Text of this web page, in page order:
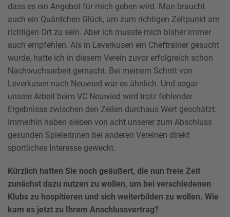
dass es ein Angebot für mich geben wird. Man braucht
auch ein Quäntchen Glück, um zum richtigen Zeitpunkt am
richtigen Ort zu sein. Aber ich musste mich bisher immer
auch empfehlen. Als in Leverkusen ein Cheftrainer gesucht
wurde, hatte ich in diesem Verein zuvor erfolgreich schon
Nachwuchsarbeit gemacht. Bei meinem Schritt von
Leverkusen nach Neuwied war es ähnlich. Und sogar
unsere Arbeit beim VC Neuwied wird trotz fehlender
Ergebnisse zwischen den Zeilen durchaus Wert geschätzt.
Immerhin haben sieben von acht unserer zum Abschluss
gesunden Spielerinnen bei anderen Vereinen direkt
sportliches Interesse geweckt.
Kürzlich hatten Sie noch geäußert, die nun freie Zeit
zunächst dazu nutzen zu wollen, um bei verschiedenen
Klubs zu hospitieren und sich weiterbilden zu wollen. Wie
kam es jetzt zu Ihrem Anschlussvertrag?